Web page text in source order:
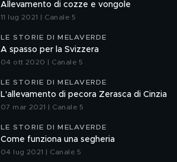
Allevamento di cozze e vongole
11 lug 2021 | Canale 5
LE STORIE DI MELAVERDE
A spasso per la Svizzera
04 ott 2020 | Canale 5
LE STORIE DI MELAVERDE
L'allevamento di pecora Zerasca di Cinzia
07 mar 2021 | Canale 5
LE STORIE DI MELAVERDE
Come funziona una segheria
04 lug 2021 | Canale 5